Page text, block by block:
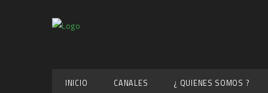
INICIO CANALES ¿ QUIENES SOMOS ?